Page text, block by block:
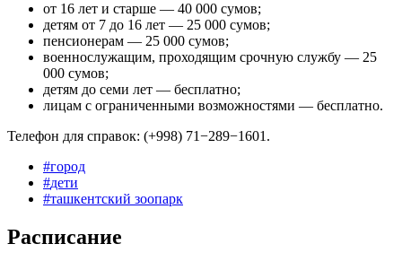
от 16 лет и старше — 40 000 сумов;
детям от 7 до 16 лет — 25 000 сумов;
пенсионерам — 25 000 сумов;
военнослужащим, проходящим срочную службу — 25
000 cумов;
детям до семи лет — бесплатно;
лицам с ограниченными возможностями — бесплатно.
Телефон для справок: (+998) 71−289−1601.
#город
#дети
#ташкентский зоопарк
Расписание